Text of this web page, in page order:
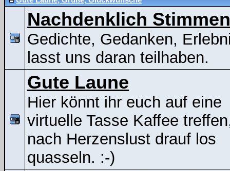
Nachdenklich
Gedichte, Gedanken,
lasst uns daran teilhaben.
Gute Laune
Hier könnt ihr euch auf eine
virtuelle Tasse Kaffee
nach Herzenslust drauf los
quasseln. :-)